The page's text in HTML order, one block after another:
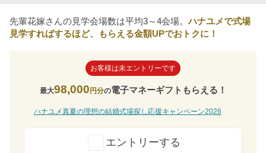
先輩花嫁さんの見学会場数は平均3～4会場。ハナユメで式場
見学すればするほど、もらえる金額UPでおトクに！
お客様は未エントリーです
最大98,000円分の電子マネーギフトもらえる！
ハナユメ真夏の理想の結婚式場探し応援キャンペーン2026
エントリーする